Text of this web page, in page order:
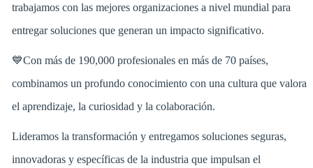
trabajamos con las mejores organizaciones a nivel mundial para
entregar soluciones que generan un impacto significativo.
💙Con más de 190,000 profesionales en más de 70 países,
combinamos un profundo conocimiento con una cultura que valora
el aprendizaje, la curiosidad y la colaboración.
Lideramos la transformación y entregamos soluciones seguras,
innovadoras y específicas de la industria que impulsan el